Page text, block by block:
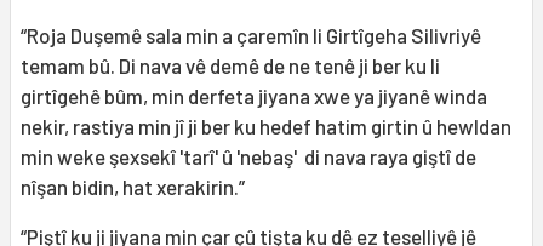
“Roja Duşemê sala min a çaremîn li Girtîgeha Silivriyê
temam bû. Di nava vê demê de ne tenê ji ber ku li
girtîgehê bûm, min derfeta jiyana xwe ya jiyanê winda
nekir, rastiya min jî ji ber ku hedef hatim girtin û hewldan
min weke şexsekî 'tarî' û 'nebaş' di nava raya giştî de
nîşan bidin, hat xerakirin.”
“Piştî ku ji jiyana min çar çû tişta ku dê ez teselliyê jê